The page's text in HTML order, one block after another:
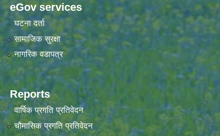
eGov services
घटना दर्ता
सामाजिक सुरक्षा
नागरिक वडापत्र
Reports
वार्षिक प्रगति प्रतिवेदन
चौमासिक प्रगति प्रतिवेदन